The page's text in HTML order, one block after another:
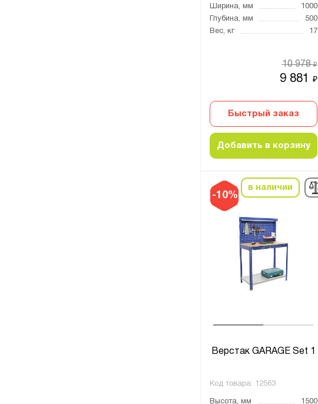
Ширина, мм
1000
Глубина, мм
500
Вес, кг
17
9 881 ₽
10 978₽
Быстрый заказ
Добавить в корзину
-10%
в наличии
Верстак GARAGE Set 1
Код товара: 12563
Высота, мм
1500